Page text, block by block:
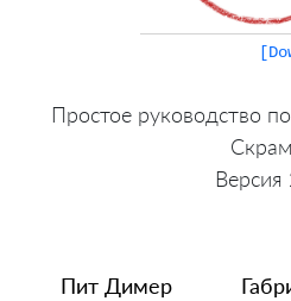
Простое руководство
Версия
Пит Димер